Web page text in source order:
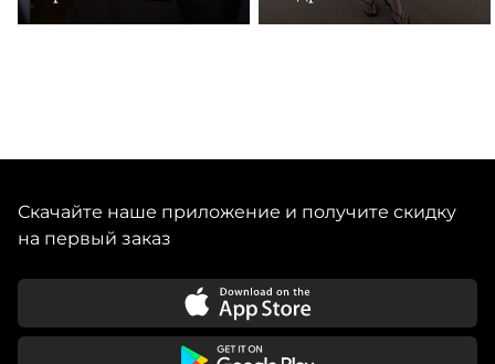
Скачайте наше приложение и получите скидку
на первый заказ